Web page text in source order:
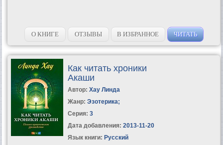
О КНИГЕ ОТЗЫВЫ В ИЗБРАННОЕ ЧИТАТЬ
Как читать хроники
Акаши
Автор: Хау Линда
Жанр: Эзотерика;
Серия: 3
Дата добавления: 2013-11-20
Язык книги: Русский